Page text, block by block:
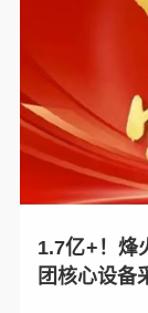
1.7亿+！烽
团核心设备